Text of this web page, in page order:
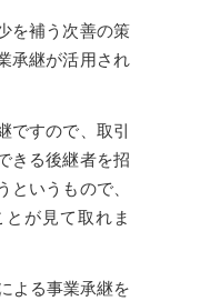
を補う次善の策
承継が活用され
ですので、取引
きる後継者を招
というもので、
が見て取れま
よる事業承継を